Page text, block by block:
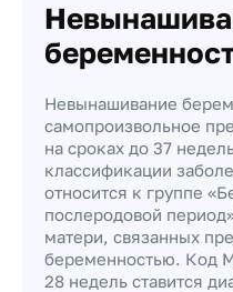
Невынашивание
самопроизвольное
на сроках до 37
классификации
относится к группе
послеродовой
матери, связанных
беременностью. Код
28 недель ставится